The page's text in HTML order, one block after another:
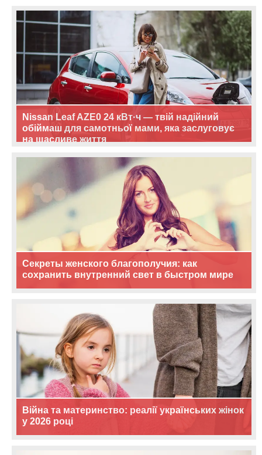
Nissan Leaf AZE0 24 кВт·ч — твій надійний
обіймаш для самотньої мами, яка заслуговує
на щасливе життя
Секреты женского благополучия: как
сохранить внутренний свет в быстром мире
Війна та материнство: реалії українських жінок
у 2026 році